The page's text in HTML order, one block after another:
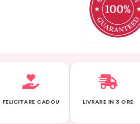
FELICITARE CADOU LIVRARE IN 3 ORE